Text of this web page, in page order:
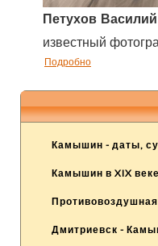
Петухов
известный
Подробно
Камышин - даты,
Камышин в XIX веке
Дмитриевск -